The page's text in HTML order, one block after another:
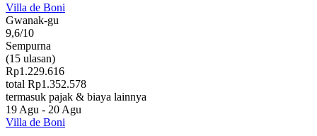
Villa de Boni
Gwanak-gu
9,6/10
Sempurna
(15 ulasan)
Rp1.229.616
total Rp1.352.578
termasuk pajak & biaya lainnya
19 Agu - 20 Agu
Villa de Boni